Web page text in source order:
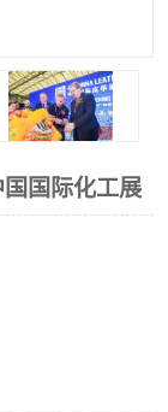
国际化工展